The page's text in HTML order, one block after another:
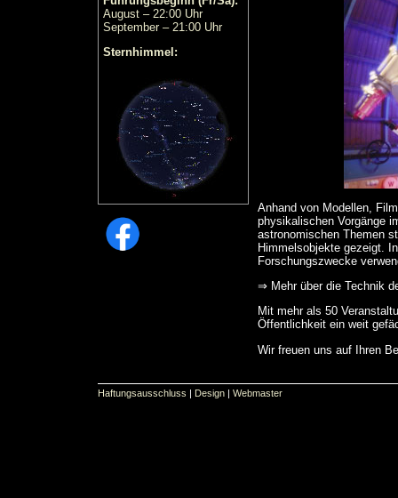
August – 22:00 Uhr
September – 21:00 Uhr
Sternhimmel:
Anhand von Modellen,
physikalischen Vorgänge
astronomischen Themen
Himmelsobjekte gezeigt.
Forschungszwecke
⇒ Mehr über die Technik
Mit mehr als 50
Öffentlichkeit ein weit
Wir freuen uns auf Ihren
Haftungsausschluss | Design | Webmaster